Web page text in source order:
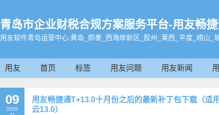
青岛市企业财税合规方案服务平台-用友畅
用友软件青岛运营中心:黄岛_即墨_西海岸新区_胶州_莱西_平度_崂山_
用友 首页 标签 用友问题 用友新闻
09
2020
用友畅捷通T+13.0十月份之后的最新补丁包下载（适
云13.0）